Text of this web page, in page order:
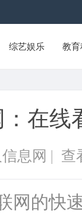
综艺娱乐 教
在线
息网 | 查
网的快